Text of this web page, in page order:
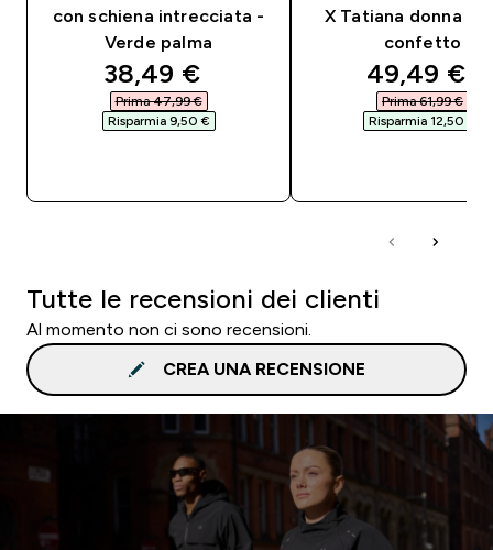
con schiena intrecciata -
Verde palma
discounted price
38,49 €‎
Prima 47,99 €‎
Risparmia 9,50 €‎
X Tatiana donna -
confetto
49,49 €‎
Prima 61,99 €‎
Risparmia 12,50 €‎
Tutte le recensioni dei clienti
Al momento non ci sono recensioni.
CREA UNA RECENSIONE